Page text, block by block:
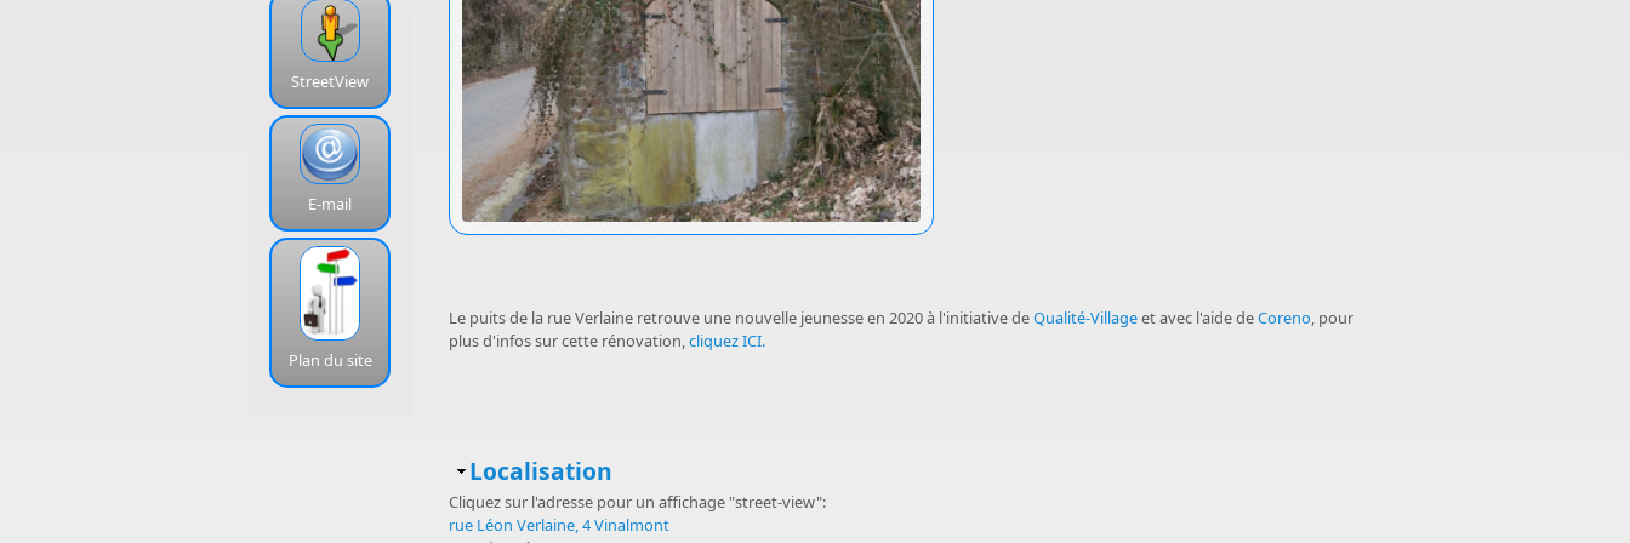
StreetView
E-mail
Plan du site
Le puits de la rue Verlaine retrouve une nouvelle jeunesse en 2020 à l'initiative deQualité-Villageet avec l'aide deCoreno, pour
plus d'infos sur cette rénovation,cliquez ICI.
Masquer
Localisation
Cliquez sur l'adresse pour un affichage "street-view":
rue Léon Verlaine, 4 Vinalmont